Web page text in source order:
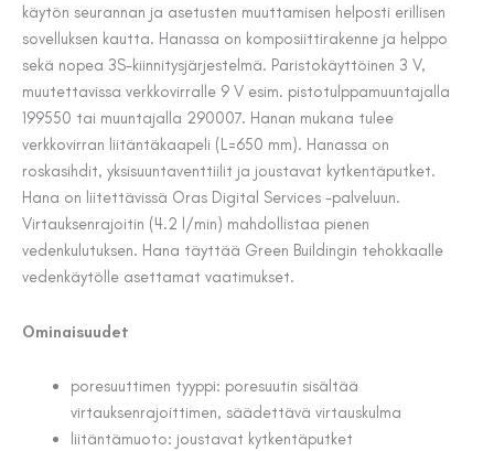
käytön seurannan ja asetusten muuttamisen helposti erillisen
sovelluksen kautta. Hanassa on komposiittirakenne ja helppo
sekä nopea 3S-kiinnitysjärjestelmä. Paristokäyttöinen 3 V,
muutettavissa verkkovirralle 9 V esim. pistotulppamuuntajalla
199550 tai muuntajalla 290007. Hanan mukana tulee
verkkovirran liitäntäkaapeli (L=650 mm). Hanassa on
roskasihdit, yksisuuntaventtiilit ja joustavat kytkentäputket.
Hana on liitettävissä Oras Digital Services -palveluun.
Virtauksenrajoitin (4.2 l/min) mahdollistaa pienen
vedenkulutuksen. Hana täyttää Green Buildingin tehokkaalle
vedenkäytölle asettamat vaatimukset.
Ominaisuudet
poresuuttimen tyyppi: poresuutin sisältää
virtauksenrajoittimen, säädettävä virtauskulma
liitäntämuoto: joustavat kytkentäputket